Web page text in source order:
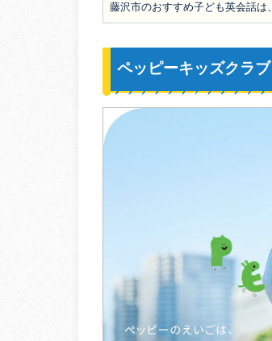
藤沢市のおすすめ子ども英会話は
ペッピーキッズクラブ